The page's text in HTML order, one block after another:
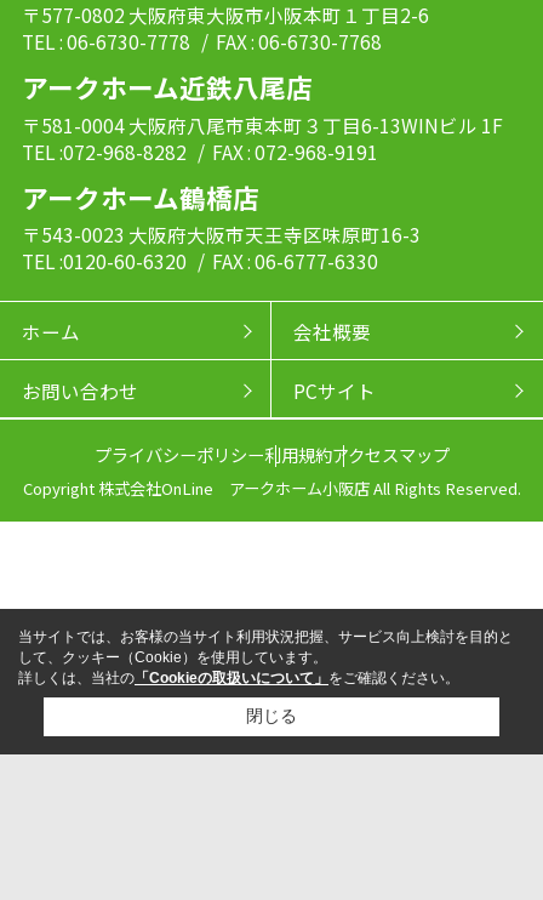
〒577-0802 大阪府東大阪市小阪本町１丁目2-6
TEL : 06-6730-7778 / FAX : 06-6730-7768
アークホーム近鉄八尾店
〒581-0004 大阪府八尾市東本町３丁目6-13WINビル 1F
TEL :072-968-8282 / FAX : 072-968-9191
アークホーム鶴橋店
〒543-0023 大阪府大阪市天王寺区味原町16-3
TEL :0120-60-6320 / FAX : 06-6777-6330
ホーム 会社概要
お問い合わせ PCサイト
プライバシーポリシー利用規約アクセスマップ
Copyright 株式会社OnLine アークホーム小阪店 All Rights Reserved.
LINEからお問い合わせ
当サイトでは、お客様の当サイト利用状況把握、サービス向上検討を目的と
して、クッキー（Cookie）を使用しています。
詳しくは、当社の 「Cookieの取扱いについて」 をご確認ください。
閉じる